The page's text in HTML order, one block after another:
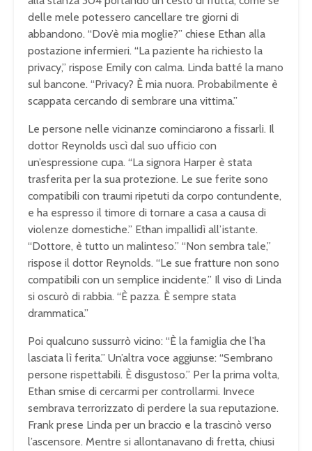
delle mele potessero cancellare tre giorni di
abbandono. “Dov’è mia moglie?” chiese Ethan alla
postazione infermieri. “La paziente ha richiesto la
privacy,” rispose Emily con calma. Linda batté la mano
sul bancone. “Privacy? È mia nuora. Probabilmente è
scappata cercando di sembrare una vittima.”
Le persone nelle vicinanze cominciarono a fissarli. Il
dottor Reynolds uscì dal suo ufficio con
un’espressione cupa. “La signora Harper è stata
trasferita per la sua protezione. Le sue ferite sono
compatibili con traumi ripetuti da corpo contundente,
e ha espresso il timore di tornare a casa a causa di
violenze domestiche.” Ethan impallidì all’istante.
“Dottore, è tutto un malinteso.” “Non sembra tale,”
rispose il dottor Reynolds. “Le sue fratture non sono
compatibili con un semplice incidente.” Il viso di Linda
si oscurò di rabbia. “È pazza. È sempre stata
drammatica.”
Poi qualcuno sussurrò vicino: “È la famiglia che l’ha
lasciata lì ferita.” Un’altra voce aggiunse: “Sembrano
persone rispettabili. È disgustoso.” Per la prima volta,
Ethan smise di cercarmi per controllarmi. Invece
sembrava terrorizzato di perdere la sua reputazione.
Frank prese Linda per un braccio e la trascinò verso
l’ascensore. Mentre si allontanavano di fretta, chiusi